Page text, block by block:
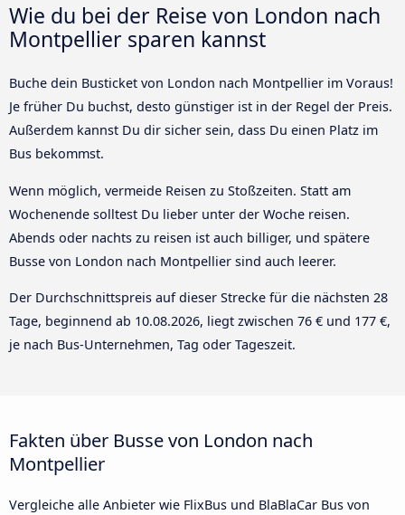
Wie du bei der Reise von London nach
Montpellier sparen kannst
Buche dein Busticket von London nach Montpellier im Voraus!
Je früher Du buchst, desto günstiger ist in der Regel der Preis.
Außerdem kannst Du dir sicher sein, dass Du einen Platz im
Bus bekommst.
Wenn möglich, vermeide Reisen zu Stoßzeiten. Statt am
Wochenende solltest Du lieber unter der Woche reisen.
Abends oder nachts zu reisen ist auch billiger, und spätere
Busse von London nach Montpellier sind auch leerer.
Der Durchschnittspreis auf dieser Strecke für die nächsten 28
Tage, beginnend ab 10.08.2026, liegt zwischen 76 € und 177 €,
je nach Bus-Unternehmen, Tag oder Tageszeit.
Fakten über Busse von London nach
Montpellier
Vergleiche alle Anbieter wie FlixBus und BlaBlaCar Bus von